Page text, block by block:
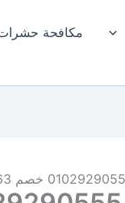
مكافحة